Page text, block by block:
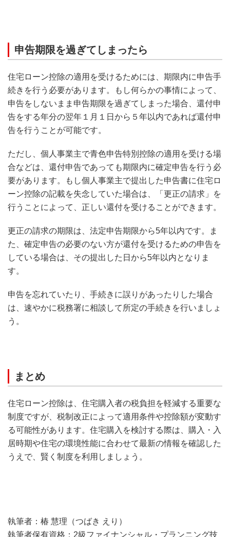
申告期限を過ぎてしまったら
住宅ローン控除の適用を受けるためには、期限内に申告手
続きを行う必要があります。もし何らかの事情によって、
申告をしないまま申告期限を過ぎてしまった場合、還付申
告をする年分の翌年１月１日から５年以内であれば還付申
告を行うことが可能です。
ただし、個人事業主で青色申告特別控除の適用を受ける場
合などは、還付申告であっても期限内に確定申告を行う必
要があります。もし個人事業主で提出した申告書に住宅ロ
ーン控除の記載を失念していた場合は、「更正の請求」を
行うことによって、正しい還付を受けることができます。
更正の請求の期限は、法定申告期限から5年以内です。ま
た、確定申告の必要のない方が還付を受けるための申告を
している場合は、その提出した日から5年以内となりま
す。
申告を忘れていたり、手続きに誤りがあったりした場合
は、速やかに税務署に相談して所定の手続きを行いましょ
う。
まとめ
住宅ローン控除は、住宅購入者の税負担を軽減する重要な
制度ですが、税制改正によって適用条件や控除額が変動す
る可能性があります。住宅購入を検討する際は、購入・入
居時期や住宅の環境性能に合わせて最新の情報を確認した
うえで、賢く制度を利用しましょう。
執筆者：椿 慧理（つばき えり）
執筆者保有資格：2級ファイナンシャル・プランニング技